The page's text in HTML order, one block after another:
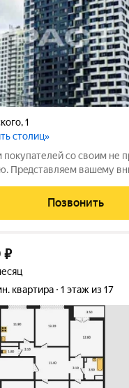
,1
столиц»
покупателей со своим
Прeдстaвляем вaшeму
нa улице Загоpoвскoгo,
вариaнт для теx,
Позвонить
₽
квартира 1 этаж из 17